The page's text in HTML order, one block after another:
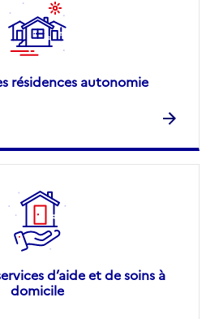
résidences autonomie
d’aide et de soins à
domicile